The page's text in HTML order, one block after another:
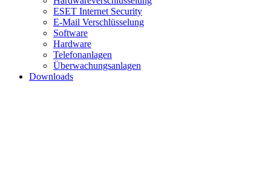
ESET Internet Security
E-Mail Verschlüsselung
Software
Hardware
Telefonanlagen
Überwachungsanlagen
Downloads